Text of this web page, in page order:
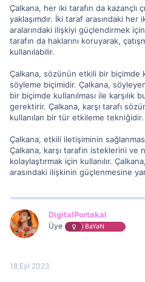
Çalkana, her iki tarafın da kazançlı
yaklaşımdır. İki taraf arasındaki
aralarındaki ilişkiyi güçlendirmek
tarafın da haklarını koruyarak,
kullanılabilir.
Çalkana, sözünün etkili bir biçimde
söyleme biçimidir. Çalkana,
bir biçimde kullanılması ile karşılık
gerektirir. Çalkana, karşı tarafı
kullanılan bir tür etkileme tekniğidir.
Çalkana, etkili iletişiminin
Çalkana, karşı tarafın isteklerini ve
kolaylaştırmak için kullanılır.
arasındaki ilişkinin güçlenmesine
DigitalPortakal
Üye BaYaN
18 Eyl 2023